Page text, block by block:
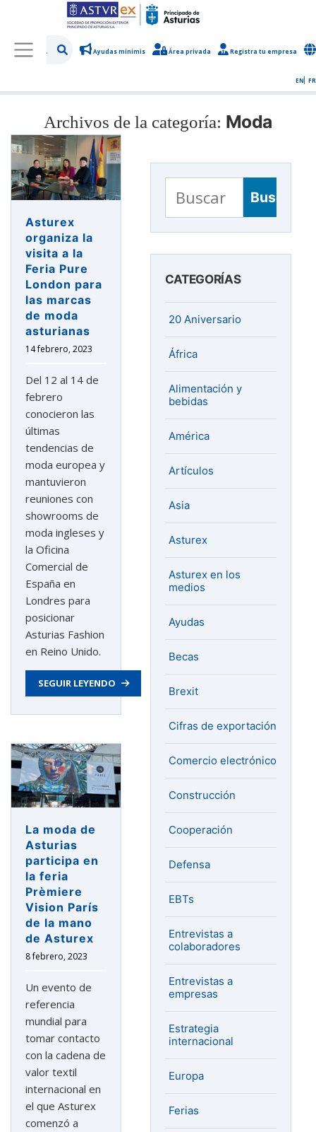
Ayudas minimis Área privada Registra tu empresa
EN FR
Archivos de la categoría: Moda
Asturex
organiza la
visita a la
Feria Pure
London para
las marcas
de moda
asturianas
14 febrero, 2023
Del 12 al 14 de
febrero
conocieron las
últimas
tendencias de
moda europea y
mantuvieron
reuniones con
showrooms de
moda ingleses y
la Oficina
Comercial de
España en
Londres para
posicionar
Asturias Fashion
en Reino Unido.
SEGUIR LEYENDO
La moda de
Asturias
participa en
la feria
Prèmiere
Vision París
de la mano
de Asturex
8 febrero, 2023
Un evento de
referencia
mundial para
tomar contacto
con la cadena de
valor textil
internacional en
el que Asturex
comenzó a
Buscar:
CATEGORÍAS
20 Aniversario
África
Alimentación y
bebidas
América
Artículos
Asia
Asturex
Asturex en los
medios
Ayudas
Becas
Brexit
Cifras de exportación
Comercio electrónico
Construcción
Cooperación
Defensa
EBTs
Entrevistas a
colaboradores
Entrevistas a
empresas
Estrategia
internacional
Europa
Ferias